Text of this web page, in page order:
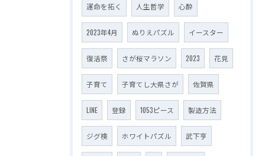
運命を拓く 人生哲学 心酔
2023年4月 ぬりえパズル イースター
復活祭 さが桜マラソン 2023 花見
子育て 子育てし大県さが 佐賀県
LINE 登録 1053ピース 製造方法
ジグ検 ホワイトパズル 武下亨